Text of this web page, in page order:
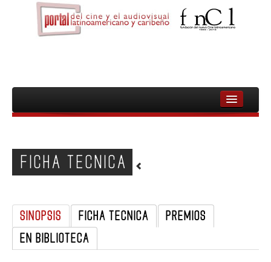
INICIO
PELICULAS
DOCUMENTALES
MUJERES
FICHA TECNICA
SINOPSIS FICHA TECNICA
PREMIOS
EN BIBLIOTECA